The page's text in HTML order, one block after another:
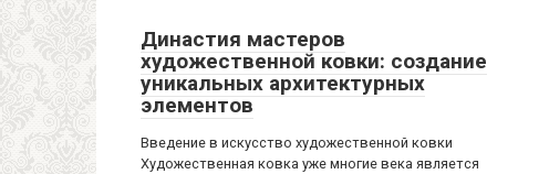
Династия мастеров
художественной ковки: создание
уникальных архитектурных
элементов
Введение в искусство художественной ковки
Художественная ковка уже многие века является